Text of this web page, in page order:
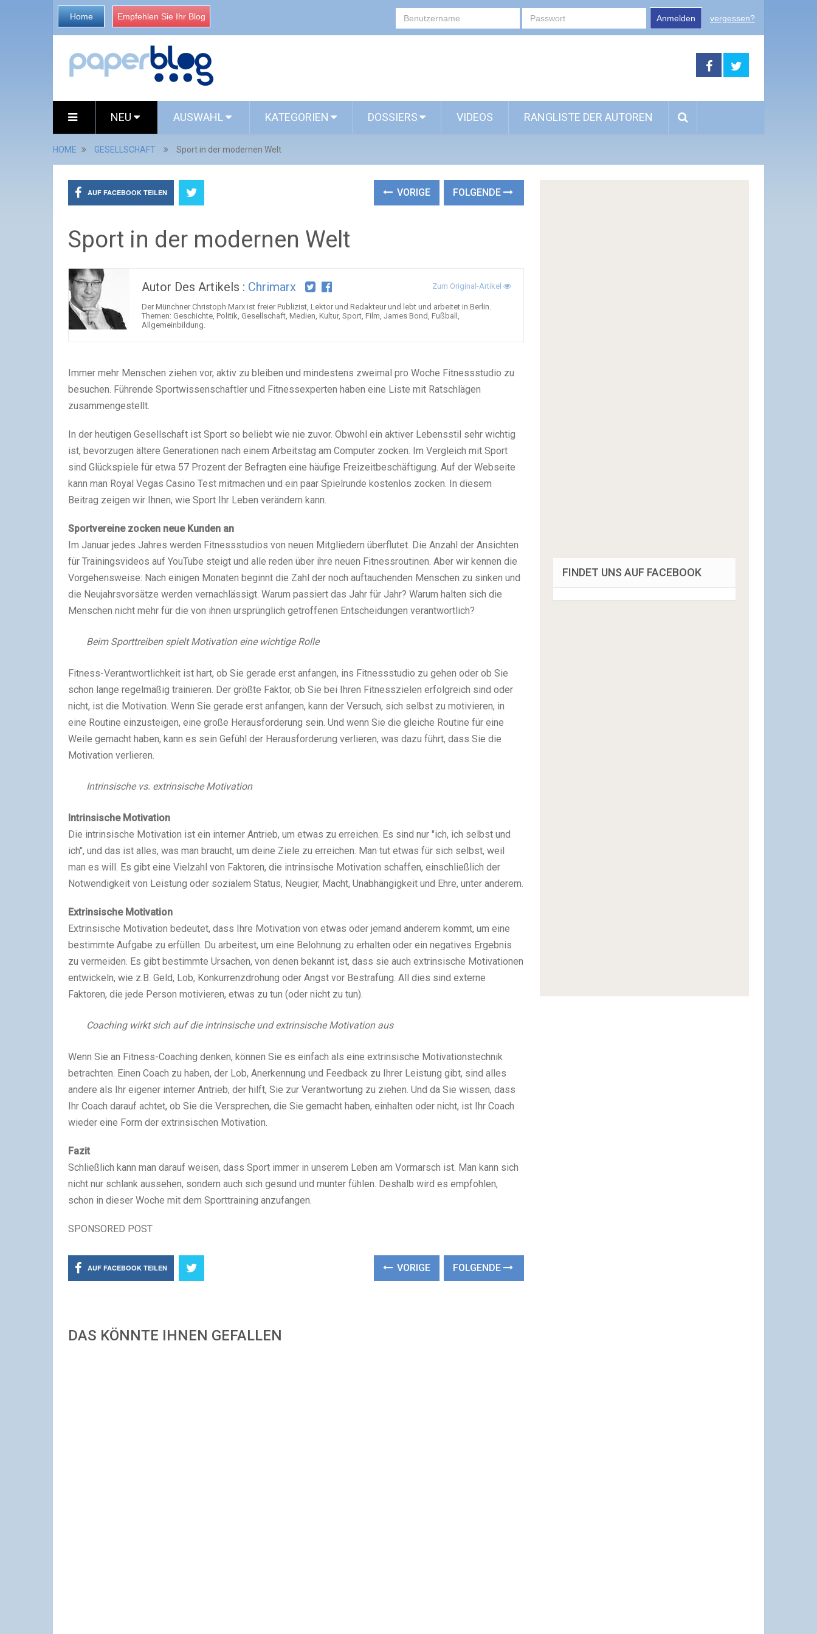
Home Empfehlen Sie Ihr Blog Anmelden vergessen?
NEU AUSWAHL KATEGORIEN DOSSIERS VIDEOS RANGLISTE DER AUTOREN
HOME GESELLSCHAFT Sport in der modernen Welt
AUF FACEBOOK TEILEN VORIGE FOLGENDE
Sport in der modernen Welt
Autor Des Artikels : Chrimarx Zum Original-Artikel
Der Münchner Christoph Marx ist freier Publizist, Lektor und Redakteur und lebt und arbeitet in Berlin.
Themen: Geschichte, Politik, Gesellschaft, Medien, Kultur, Sport, Film, James Bond, Fußball,
Allgemeinbildung.
Immer mehr Menschen ziehen vor, aktiv zu bleiben und mindestens zweimal pro Woche Fitnessstudio zu
besuchen. Führende Sportwissenschaftler und Fitnessexperten haben eine Liste mit Ratschlägen
zusammengestellt.
In der heutigen Gesellschaft ist Sport so beliebt wie nie zuvor. Obwohl ein aktiver Lebensstil sehr wichtig
ist, bevorzugen ältere Generationen nach einem Arbeitstag am Computer zocken. Im Vergleich mit Sport
sind Glückspiele für etwa 57 Prozent der Befragten eine häufige Freizeitbeschäftigung. Auf der Webseite
kann man Royal Vegas Casino Test mitmachen und ein paar Spielrunde kostenlos zocken. In diesem
Beitrag zeigen wir Ihnen, wie Sport Ihr Leben verändern kann.
Sportvereine zocken neue Kunden an
Im Januar jedes Jahres werden Fitnessstudios von neuen Mitgliedern überflutet. Die Anzahl der Ansichten
für Trainingsvideos auf YouTube steigt und alle reden über ihre neuen Fitnessroutinen. Aber wir kennen die
Vorgehensweise: Nach einigen Monaten beginnt die Zahl der noch auftauchenden Menschen zu sinken und
die Neujahrsvorsätze werden vernachlässigt. Warum passiert das Jahr für Jahr? Warum halten sich die
Menschen nicht mehr für die von ihnen ursprünglich getroffenen Entscheidungen verantwortlich?
Beim Sporttreiben spielt Motivation eine wichtige Rolle
Fitness-Verantwortlichkeit ist hart, ob Sie gerade erst anfangen, ins Fitnessstudio zu gehen oder ob Sie
schon lange regelmäßig trainieren. Der größte Faktor, ob Sie bei Ihren Fitnesszielen erfolgreich sind oder
nicht, ist die Motivation. Wenn Sie gerade erst anfangen, kann der Versuch, sich selbst zu motivieren, in
eine Routine einzusteigen, eine große Herausforderung sein. Und wenn Sie die gleiche Routine für eine
Weile gemacht haben, kann es sein Gefühl der Herausforderung verlieren, was dazu führt, dass Sie die
Motivation verlieren.
Intrinsische vs. extrinsische Motivation
Intrinsische Motivation
Die intrinsische Motivation ist ein interner Antrieb, um etwas zu erreichen. Es sind nur "ich, ich selbst und
ich", und das ist alles, was man braucht, um deine Ziele zu erreichen. Man tut etwas für sich selbst, weil
man es will. Es gibt eine Vielzahl von Faktoren, die intrinsische Motivation schaffen, einschließlich der
Notwendigkeit von Leistung oder sozialem Status, Neugier, Macht, Unabhängigkeit und Ehre, unter anderem.
Extrinsische Motivation
Extrinsische Motivation bedeutet, dass Ihre Motivation von etwas oder jemand anderem kommt, um eine
bestimmte Aufgabe zu erfüllen. Du arbeitest, um eine Belohnung zu erhalten oder ein negatives Ergebnis
zu vermeiden. Es gibt bestimmte Ursachen, von denen bekannt ist, dass sie auch extrinsische Motivationen
entwickeln, wie z.B. Geld, Lob, Konkurrenzdrohung oder Angst vor Bestrafung. All dies sind externe
Faktoren, die jede Person motivieren, etwas zu tun (oder nicht zu tun).
Coaching wirkt sich auf die intrinsische und extrinsische Motivation aus
Wenn Sie an Fitness-Coaching denken, können Sie es einfach als eine extrinsische Motivationstechnik
betrachten. Einen Coach zu haben, der Lob, Anerkennung und Feedback zu Ihrer Leistung gibt, sind alles
andere als Ihr eigener interner Antrieb, der hilft, Sie zur Verantwortung zu ziehen. Und da Sie wissen, dass
Ihr Coach darauf achtet, ob Sie die Versprechen, die Sie gemacht haben, einhalten oder nicht, ist Ihr Coach
wieder eine Form der extrinsischen Motivation.
Fazit
Schließlich kann man darauf weisen, dass Sport immer in unserem Leben am Vormarsch ist. Man kann sich
nicht nur schlank aussehen, sondern auch sich gesund und munter fühlen. Deshalb wird es empfohlen,
schon in dieser Woche mit dem Sporttraining anzufangen.
SPONSORED POST
AUF FACEBOOK TEILEN VORIGE FOLGENDE
DAS KÖNNTE IHNEN GEFALLEN
FINDET UNS AUF FACEBOOK